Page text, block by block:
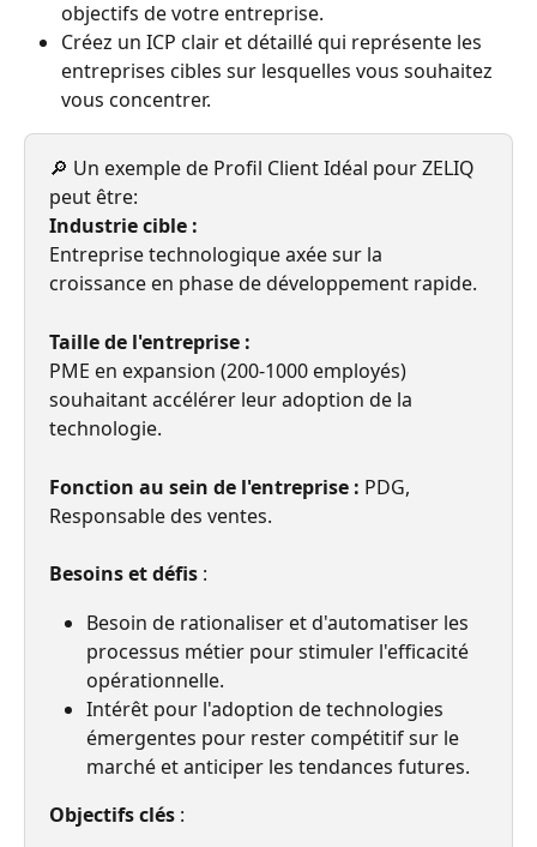
objectifs de votre entreprise.
Créez un ICP clair et détaillé qui représente les
entreprises cibles sur lesquelles vous souhaitez
vous concentrer.
🔎 Un exemple de Profil Client Idéal pour ZELIQ
peut être:
Industrie cible :
Entreprise technologique axée sur la
croissance en phase de développement rapide.
Taille de l'entreprise :
PME en expansion (200-1000 employés)
souhaitant accélérer leur adoption de la
technologie.
Fonction au sein de l'entreprise : PDG,
Responsable des ventes.
Besoins et défis :
Besoin de rationaliser et d'automatiser les
processus métier pour stimuler l'efficacité
opérationnelle.
Intérêt pour l'adoption de technologies
émergentes pour rester compétitif sur le
marché et anticiper les tendances futures.
Objectifs clés :